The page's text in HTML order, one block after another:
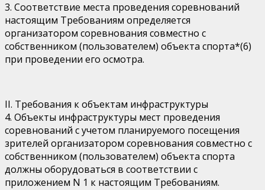
3. Соответствие места проведения соревнований
настоящим Требованиям определяется
организатором соревнования совместно с
собственником (пользователем) объекта спорта*(6)
при проведении его осмотра.
II. Требования к объектам инфраструктуры
4. Объекты инфраструктуры мест проведения
соревнований с учетом планируемого посещения
зрителей организатором соревнования совместно с
собственником (пользователем) объекта спорта
должны оборудоваться в соответствии с
приложением N 1 к настоящим Требованиям.